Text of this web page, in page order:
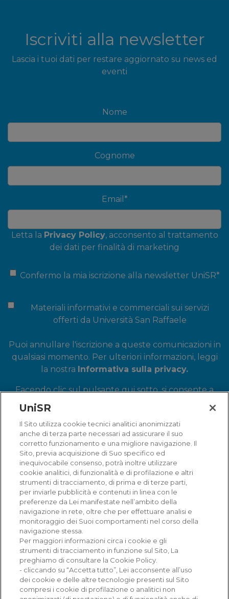
Iscriviti alla newsletter
Lascia i tuoi dati per restare aggiornato su news ed
eventi
Nome
Cognome
Email *
Letta la Privacy Policy, acconsento al trattamento
dei dati per finalità di marketing
Confermo la mia iscrizione alla newsletter UniSR*
Materiali informativi e commerciali sui servizi
offerti da Università San Raffaele
Puoi annullare l'iscrizione a queste comunicazioni in
qualsiasi momento. Per ulteriori informazioni, leggi
la nostra Informativa sulla privacy.
Facendo clic sul pulsante qui sotto, si consente a
Università Vita-Salute San Raffaele di archiviare e
utilizzare le informazioni per fornire il contenuto
richiesto.
Ricerca e Innovazione
Corsi e professioni
Prove di ammissione
UniSR
Il Sito utilizza cookie tecnici analitici anonimizzati
anche di terza parte necessari ad assicurare il suo
corretto funzionamento e una migliore navigazione. Il
Sito, previa acquisizione di Suo specifico ed
inequivocabile consenso, potrà inoltre utilizzare
cookie analitici, di funzionalità e di profilazione e altri
strumenti di tracciamento, di prima e di terze parti,
per inviarle pubblicità e contenuti in linea con le
preferenze da Lei manifestate nell’ambito della
navigazione in rete, oltre che per effettuare analisi e
monitoraggio dei Suoi comportamenti nel corso della
navigazione stessa.
Per maggiori informazioni circa i cookie e gli
strumenti di tracciamento in funzione sul Sito, La
preghiamo di consultare la Cookie Policy.
- cliccando su “Accetta tutto”, Lei acconsente all’uso
dei cookie e delle altre tecnologie presenti sul Sito
compresi i cookie di profilazione o analitici non